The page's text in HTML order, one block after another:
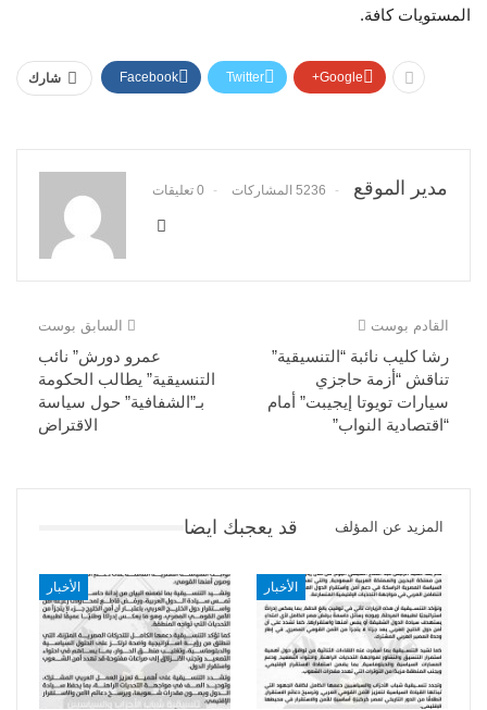
المستويات كافة.
شارك Facebook Twitter Google+
مدير الموقع 5236 المشاركات 0 تعليقات
السابق بوست
عمرو دورش” نائب
التنسيقية” يطالب الحكومة
بـ”الشفافية” حول سياسة
الاقتراض
القادم بوست
رشا كليب نائبة “التنسيقية”
تناقش “أزمة حاجزي
سيارات تويوتا إيجيبت” أمام
“اقتصادية النواب”
قد يعجبك ايضا المزيد عن المؤلف
الأخبار الأخبار